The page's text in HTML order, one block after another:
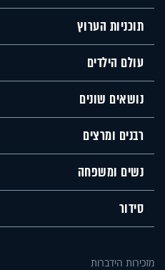
תוכניות הערוץ
עולם הילדים
נושאים שונים
רבנים ומרצים
נשים ומשפחה
סידור
מזכירות הידברות